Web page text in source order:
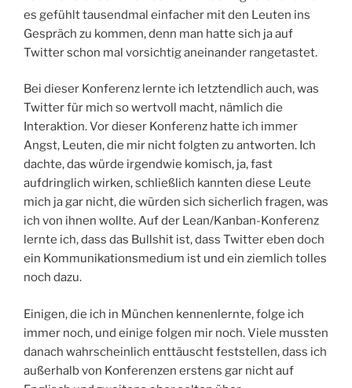
es gefühlt tausendmal einfacher mit den Leuten ins
Gespräch zu kommen, denn man hatte sich ja auf
Twitter schon mal vorsichtig aneinander rangetastet.
Bei dieser Konferenz lernte ich letztendlich auch, was
Twitter für mich so wertvoll macht, nämlich die
Interaktion. Vor dieser Konferenz hatte ich immer
Angst, Leuten, die mir nicht folgten zu antworten. Ich
dachte, das würde irgendwie komisch, ja, fast
aufdringlich wirken, schließlich kannten diese Leute
mich ja gar nicht, die würden sich sicherlich fragen, was
ich von ihnen wollte. Auf der Lean/Kanban-Konferenz
lernte ich, dass das Bullshit ist, dass Twitter eben doch
ein Kommunikationsmedium ist und ein ziemlich tolles
noch dazu.
Einigen, die ich in München kennenlernte, folge ich
immer noch, und einige folgen mir noch. Viele mussten
danach wahrscheinlich enttäuscht feststellen, dass ich
außerhalb von Konferenzen erstens gar nicht auf